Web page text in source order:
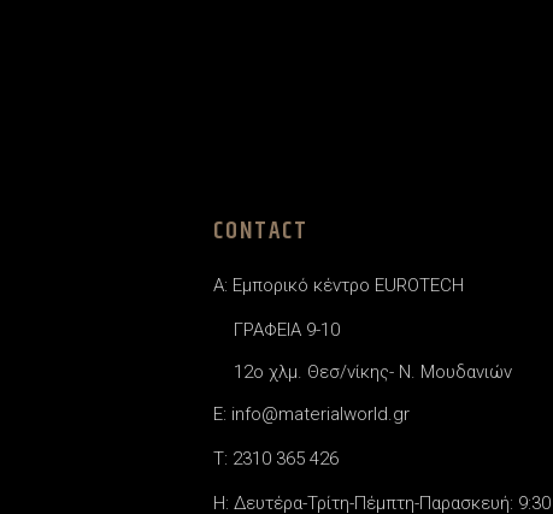
CONTACT
A: Εμπορικό κέντρο EUROTECH
ΓΡΑΦΕΙΑ 9-10
12o χλμ. Θεσ/νίκης- Ν. Μουδανιών
E: info@materialworld.gr
T: 2310 365 426
H: Δευτέρα-Τρίτη-Πέμπτη-Παρασκευή: